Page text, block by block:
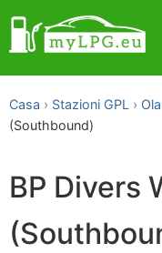
Casa Stazioni GPL
(Southbound)
BP Divers